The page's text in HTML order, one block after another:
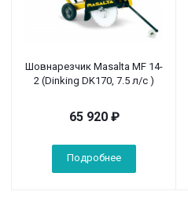
Шовнарезчик Masalta MF 14-
2 (Dinking DK170, 7.5 л/с )
65 920₽
Подробнее